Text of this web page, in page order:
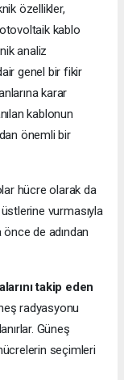
özellikler,
kablo
analiz
genel bir fikir
karar
kablonun
önemli bir
hücre olarak da
üstlerine vurmasıyla
de adından
takip eden
radyasyonu
Güneş
seçimleri